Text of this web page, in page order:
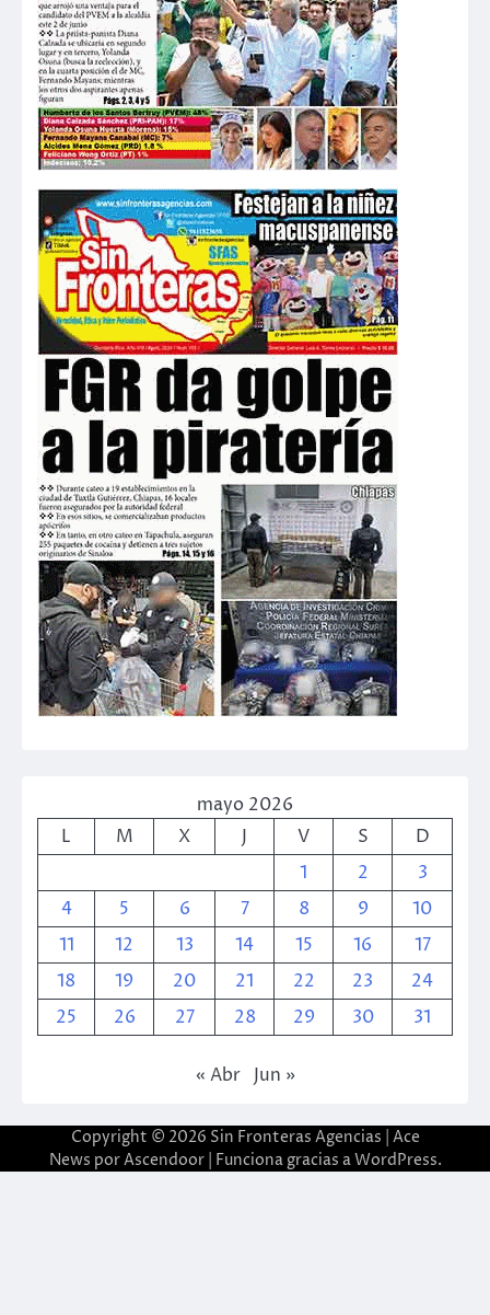
mayo 2026
L
M X J V S
D
1
2
3
4
5 6 7 8 9
10
11
12 13 14 15 16
17
18
19 20 21 22 23
24
25
26 27 28 29 30 31
« Abr Jun »
Copyright © 2026 Sin Fronteras Agencias | Ace
News porAscendoor| Funciona gracias aWordPress.